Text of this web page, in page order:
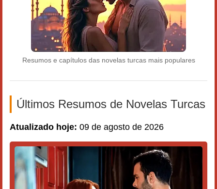
Resumos e capítulos das novelas turcas mais populares
Últimos Resumos de Novelas Turcas
Atualizado hoje: 09 de agosto de 2026